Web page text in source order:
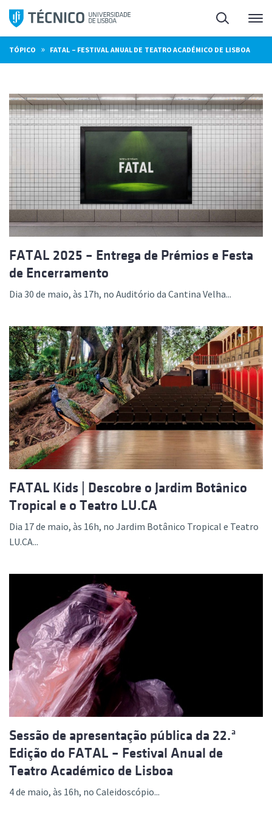
Saltar
para
o
conteúdo
Pesquisa
TÓPICO » FATAL – FESTIVAL ANUAL DE TEATRO ACADÉMICO DE LISBOA
FATAL 2025 – Entrega de Prémios e Festa
de Encerramento
Dia 30 de maio, às 17h, no Auditório da Cantina Velha...
FATAL Kids | Descobre o Jardim Botânico
Tropical e o Teatro LU.CA
Dia 17 de maio, às 16h, no Jardim Botânico Tropical e Teatro
LU.CA...
Sessão de apresentação pública da 22.ª
Edição do FATAL – Festival Anual de
Teatro Académico de Lisboa
4 de maio, às 16h, no Caleidoscópio...